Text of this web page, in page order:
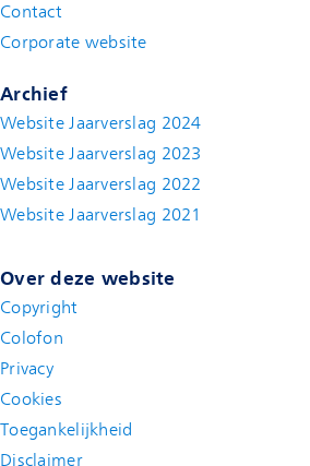
Contact
Corporate website
Archief
Website Jaarverslag 2024
Website Jaarverslag 2023
Website Jaarverslag 2022
Website Jaarverslag 2021
Over deze website
Copyright
Colofon
Privacy
Cookies
Toegankelijkheid
Disclaimer(new window)